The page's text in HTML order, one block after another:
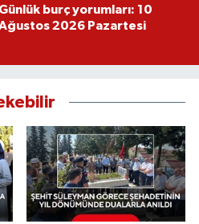
Günlük burç yorumları: 10
2026 Pazartesi